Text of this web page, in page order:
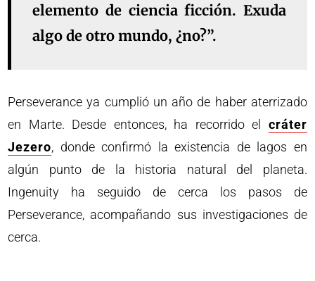
elemento de ciencia ficción. Exuda
algo de otro mundo, ¿no?”.
Perseverance ya cumplió un año de haber aterrizado
en Marte. Desde entonces, ha recorrido el cráter
Jezero, donde confirmó la existencia de lagos en
algún punto de la historia natural del planeta.
Ingenuity ha seguido de cerca los pasos de
Perseverance, acompañando sus investigaciones de
cerca.